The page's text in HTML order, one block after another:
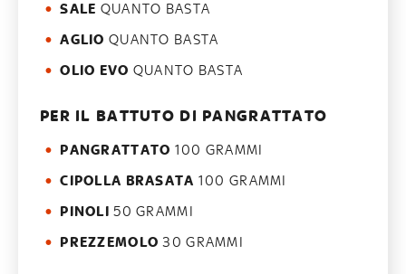
SALE QUANTO BASTA
AGLIO QUANTO BASTA
OLIO EVO QUANTO BASTA
PER IL BATTUTO DI PANGRATTATO
PANGRATTATO 100 GRAMMI
CIPOLLA BRASATA 100 GRAMMI
PINOLI 50 GRAMMI
PREZZEMOLO 30 GRAMMI